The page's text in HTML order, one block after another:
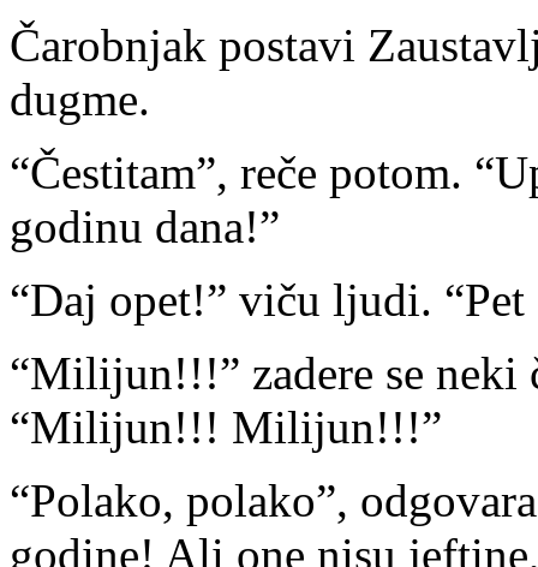
Čarobnjak postavi
dugme.
“Čestitam”, reče potom.
godinu dana!”
“Daj opet!” viču ljudi. “Pet
“Milijun!!!” zadere se
“Milijun!!! Milijun!!!”
“Polako, polako”,
godine! Ali one nisu